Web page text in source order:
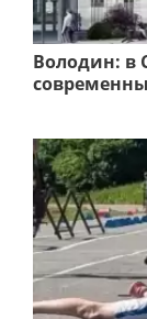
Володин: в